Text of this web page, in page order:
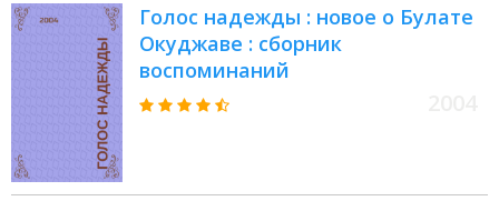
Голос надежды : новое о Булате
Окуджаве : сборник
воспоминаний